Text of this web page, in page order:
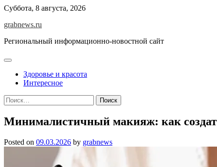
Skip
content
Суббота, 8 августа, 2026
grabnews.ru
Региональный информационно-новостной сайт
Здоровье и красота
Интересное
Найти:
Минималистичный макияж: как
Posted on 09.03.2026 by grabnews